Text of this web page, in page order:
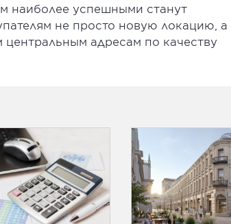
наиболее успешными станут
не просто новую локацию, а
адресам по качеству